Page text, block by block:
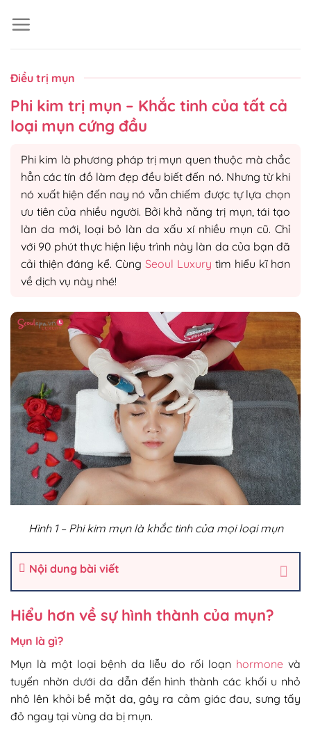
Điều trị mụn
Phi kim trị mụn – Khắc tinh của tất cả
loại mụn cứng đầu
Phi kim là phương pháp trị mụn quen thuộc mà chắc
hẳn các tín đồ làm đẹp đều biết đến nó. Nhưng từ khi
nó xuất hiện đến nay nó vẫn chiếm được tự lựa chọn
ưu tiên của nhiều người. Bởi khả năng trị mụn, tái tạo
làn da mới, loại bỏ làn da xấu xí nhiều mụn cũ. Chỉ
với 90 phút thực hiện liệu trình này làn da của bạn đã
cải thiện đáng kể. Cùng Seoul Luxury tìm hiểu kĩ hơn
về dịch vụ này nhé!
Hình 1 – Phi kim mụn là khắc tinh của mọi loại mụn
Nội dung bài viết
Hiểu hơn về sự hình thành của mụn?
Mụn là gì?
Mụn là một loại bệnh da liễu do rối loạn hormone và
tuyến nhờn dưới da dẫn đến hình thành các khối u nhỏ
nhô lên khỏi bề mặt da, gây ra cảm giác đau, sưng tấy
đỏ ngay tại vùng da bị mụn.